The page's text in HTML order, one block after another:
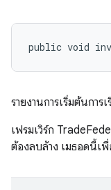
public void
รายงานการเริ่มต้นการ
เฟรมเวิร์ก
ต้องลบล้าง เมธอดนี้เ